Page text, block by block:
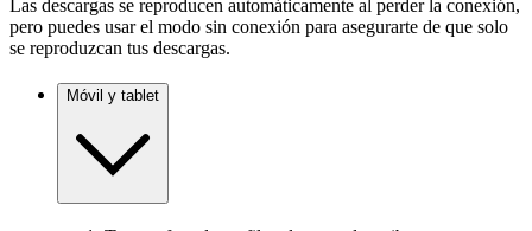
Las descargas se reproducen automáticamente al perder la conexión,
pero puedes usar el modo sin conexión para asegurarte de que solo
se reproduzcan tus descargas.
Móvil y tablet